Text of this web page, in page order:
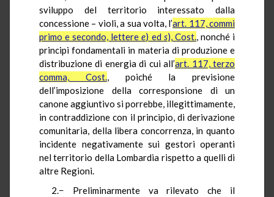
sviluppo del territorio interessato dalla
concessione – violi, a sua volta, l’art. 117, commi
primo e secondo, letteree) ed s), Cost., nonché i
principi fondamentali in materia di produzione e
distribuzione di energia di cui all’art. 117, terzo
comma, Cost., poiché la previsione
dell’imposizione della corresponsione di un
canone aggiuntivo si porrebbe, illegittimamente,
in contraddizione con il principio, di derivazione
comunitaria, della libera concorrenza, in quanto
incidente negativamente sui gestori operanti
nel territorio della Lombardia rispetto a quelli di
altre Regioni.
2.− Preliminarmente va rilevato che il